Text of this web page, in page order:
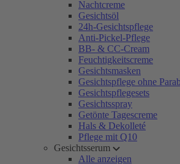
Nachtcreme
Gesichtsöl
24h-Gesichtspflege
Anti-Pickel-Pflege
BB- & CC-Cream
Feuchtigkeitscreme
Gesichtsmasken
Gesichtspflege ohne
Gesichtspflegesets
Gesichtsspray
Getönte Tagescreme
Hals & Dekolleté
Pflege mit Q10
Gesichtsserum
Alle anzeigen